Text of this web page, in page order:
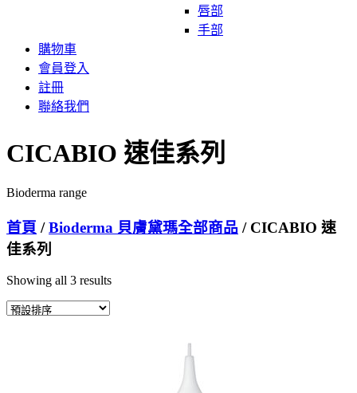
唇部
手部
購物車
會員登入
註冊
聯絡我們
CICABIO 速佳系列
Bioderma range
首頁 /Bioderma 貝膚黛瑪全部商品 / CICABIO 速
佳系列
Showing all 3 results